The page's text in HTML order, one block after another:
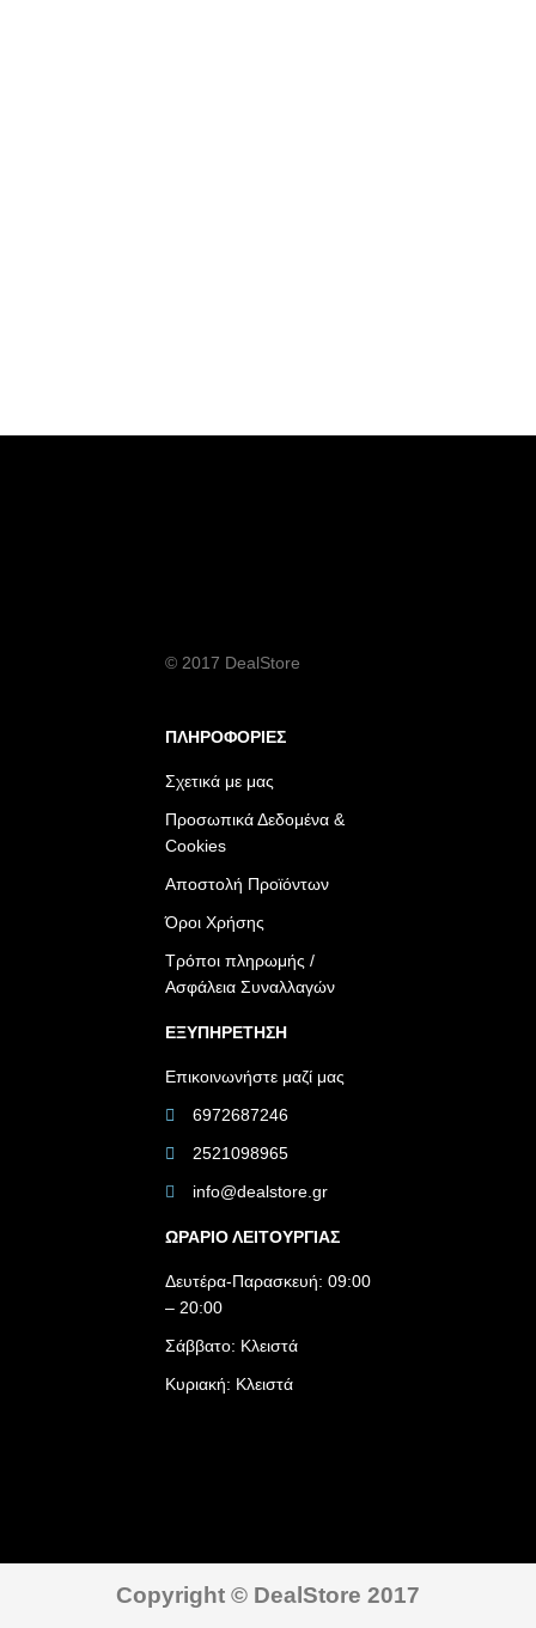
© 2017 DealStore
ΠΛΗΡΟΦΟΡΙΕΣ
Σχετικά με μας
Προσωπικά Δεδομένα &
Cookies
Αποστολή Προϊόντων
Όροι Χρήσης
Τρόποι πληρωμής /
Ασφάλεια Συναλλαγών
ΕΞΥΠΗΡΕΤΗΣΗ
Επικοινωνήστε μαζί μας
6972687246
2521098965
info@dealstore.gr
ΩΡΑΡΙΟ ΛΕΙΤΟΥΡΓΙΑΣ​
Δευτέρα-Παρασκευή: 09:00
– 20:00
Σάββατο: Κλειστά
Κυριακή: Κλειστά
Copyright © DealStore 2017